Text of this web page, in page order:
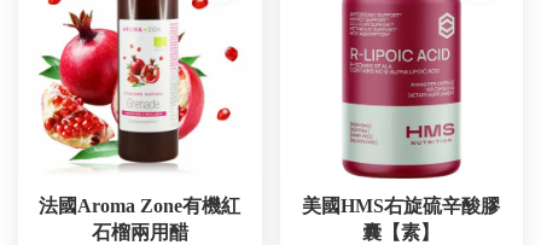
法國Aroma Zone有機紅
石榴兩用醋
美國HMS右旋硫辛酸膠
囊【素】